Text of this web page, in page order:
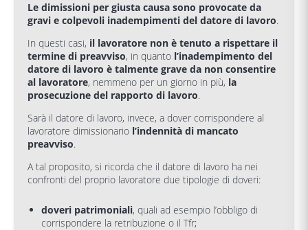
Le dimissioni per giusta causa sono provocate da
gravi e colpevoli inadempimenti del datore di lavoro.
In questi casi, il lavoratore non è tenuto a rispettare il
termine di preavviso, in quanto l’inadempimento del
datore di lavoro è talmente grave da non consentire
al lavoratore, nemmeno per un giorno in più, la
prosecuzione del rapporto di lavoro.
Sarà il datore di lavoro, invece, a dover corrispondere al
lavoratore dimissionario l’indennità di mancato
preavviso.
A tal proposito, si ricorda che il datore di lavoro ha nei
confronti del proprio lavoratore due tipologie di doveri:
doveri patrimoniali, quali ad esempio l’obbligo di
corrispondere la retribuzione o il Tfr;